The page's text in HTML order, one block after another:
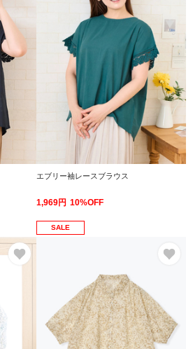
エブリー袖レースブラウス
1,969円 10%OFF
お気に入り
SALE